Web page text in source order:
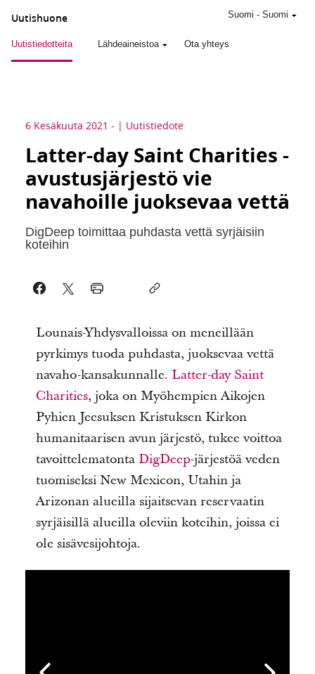
Uutishuone
Uutistiedotteita Lähdeaineistoa Ota yhteys
Suomi - Suomi
6 Kesäkuuta 2021 - Uutistiedote
Latter-day Saint Charities -
avustusjärjestö vie
navahoille juoksevaa vettä
DigDeep toimittaa puhdasta vettä syrjäisiin
koteihin
Lounais-Yhdysvalloissa on meneillään
pyrkimys tuoda puhdasta, juoksevaa vettä
navaho-kansakunnalle. Latter-day Saint
Charities, joka on Myöhempien Aikojen
Pyhien Jeesuksen Kristuksen Kirkon
humanitaarisen avun järjestö, tukee voittoa
tavoittelematonta DigDeep-järjestöä veden
tuomiseksi New Mexicon, Utahin ja
Arizonan alueilla sijaitsevan reservaatin
syrjäisillä alueilla oleviin koteihin, joissa ei
ole sisävesijohtoja.